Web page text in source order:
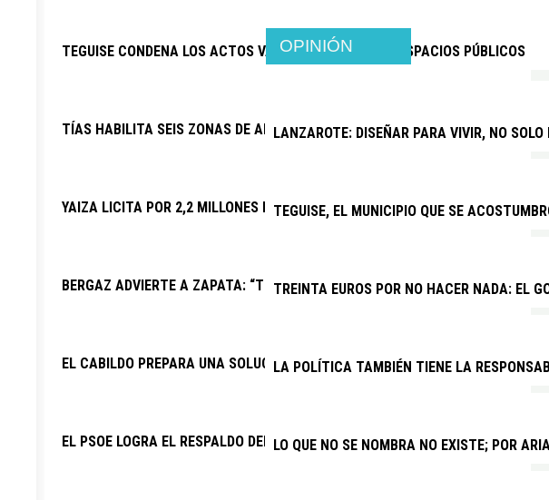
TEGUISE CONDENA LOS ACTOS VANDÁLICOS CONTRA ESPACIOS PÚBLICOS
TÍAS HABILITA SEIS ZONAS DE APARCAMIENTO Y REFUERZA TAXIS Y
YAIZA LICITA POR 2,2 MILLONES LAS MEJORAS DEL CAMPO DE FÚTBOL DE
BERGAZ ADVIERTE A ZAPATA: “TRAS UN AÑO DE CONFLICTO
EL CABILDO PREPARA UNA SOLUCIÓN PARA EL DRENAJE DE LA CARRETERA
EL PSOE LOGRA EL RESPALDO DEL CABILDO A UNA VENTANILLA ÚNICA PARA
OPINIÓN
LANZAROTE: DISEÑAR PARA VIVIR, NO
TEGUISE, EL MUNICIPIO QUE SE
TREINTA EUROS POR NO HACER NADA: EL
LA POLÍTICA TAMBIÉN TIENE LA
LO QUE NO SE NOMBRA NO EXISTE; POR